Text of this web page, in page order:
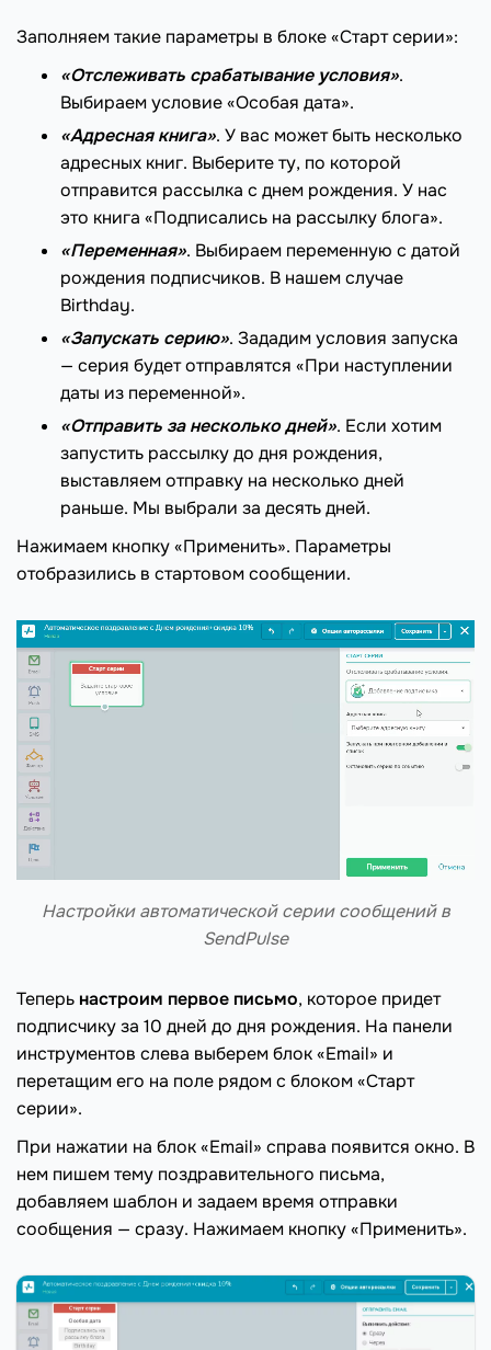
Заполняем такие параметры в блоке «Старт серии»:
«Отслеживать срабатывание условия».
Выбираем условие «Особая дата».
«Адресная книга». У вас может быть несколько
адресных книг. Выберите ту, по которой
отправится рассылка с днем рождения. У нас
это книга «Подписались на рассылку блога».
«Переменная». Выбираем переменную с датой
рождения подписчиков. В нашем случае
Birthday.
«Запускать серию». Зададим условия запуска
— серия будет отправлятся «При наступлении
даты из переменной».
«Отправить за несколько дней». Если хотим
запустить рассылку до дня рождения,
выставляем отправку на несколько дней
раньше. Мы выбрали за десять дней.
Нажимаем кнопку «Применить». Параметры
отобразились в стартовом сообщении.
Настройки автоматической серии сообщений в
SendPulse
Теперь настроим первое письмо, которое придет
подписчику за 10 дней до дня рождения. На панели
инструментов слева выберем блок «Email» и
перетащим его на поле рядом с блоком «Старт
серии».
При нажатии на блок «Email» справа появится окно. В
нем пишем тему поздравительного письма,
добавляем шаблон и задаем время отправки
сообщения — сразу. Нажимаем кнопку «Применить».